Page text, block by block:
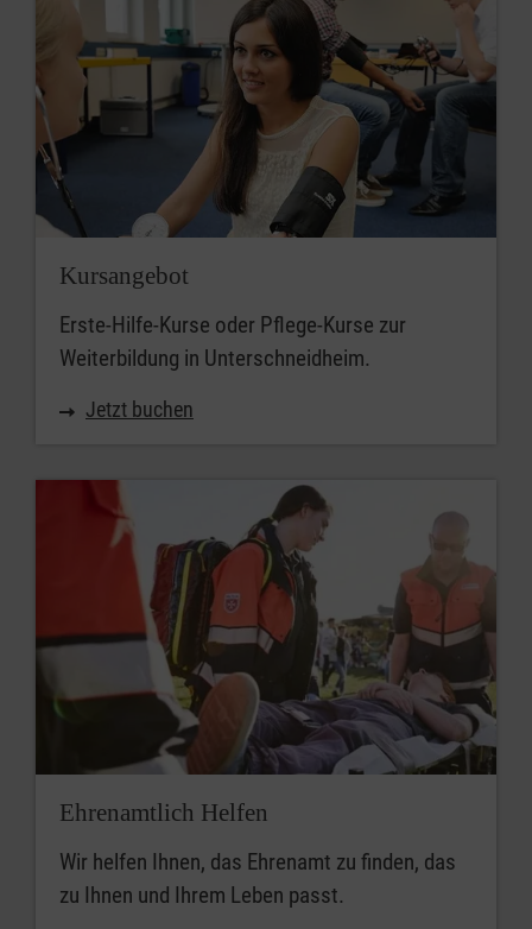
Kursangebot
Erste-Hilfe-Kurse oder Pflege-Kurse zur
Weiterbildung in Unterschneidheim.
Jetzt buchen
Ehrenamtlich Helfen
Wir helfen Ihnen, das Ehrenamt zu finden, das
zu Ihnen und Ihrem Leben passt.